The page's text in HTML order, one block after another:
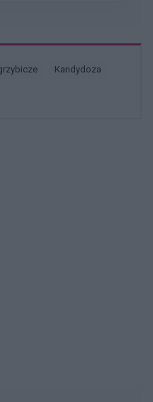
kandydoza